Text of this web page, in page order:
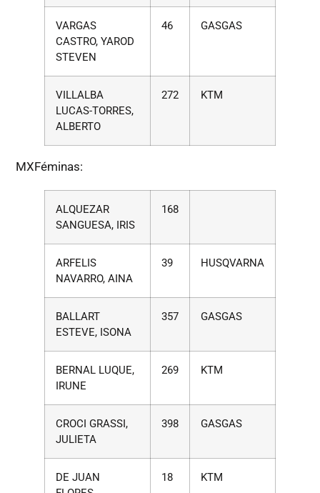
VARGAS
CASTRO, YAROD
STEVEN
46 GASGAS
VILLALBA
LUCAS-TORRES,
ALBERTO
272 KTM
MXFéminas:
ALQUEZAR
SANGUESA, IRIS
168
ARFELIS
NAVARRO, AINA
39 HUSQVARNA
BALLART
ESTEVE, ISONA
357 GASGAS
BERNAL LUQUE,
IRUNE
269 KTM
CROCI GRASSI,
JULIETA
398 GASGAS
DE JUAN
18 KTM